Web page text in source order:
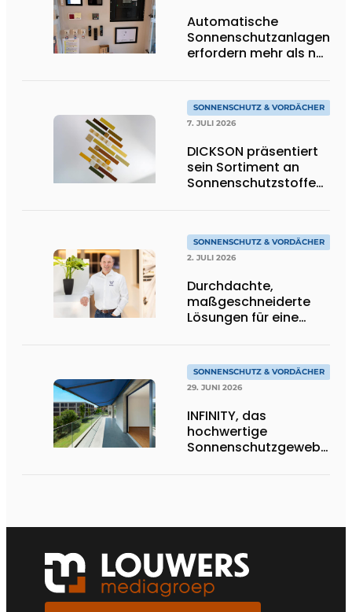
Automatische
Sonnenschutzanlagen
erfordern mehr als nur
SONNENSCHUTZ & VORDÄCHER
7. JULI 2026
DICKSON präsentiert
sein Sortiment an
Sonnenschutzstoffen
SONNENSCHUTZ & VORDÄCHER
2. JULI 2026
Durchdachte,
maßgeschneiderte
Lösungen für eine
SONNENSCHUTZ & VORDÄCHER
29. JUNI 2026
INFINITY, das
hochwertige
Sonnenschutzgewebe,